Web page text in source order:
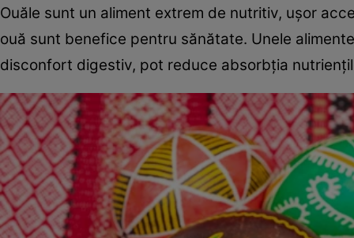
Ouăle sunt un aliment extrem de nutritiv, ușor
ouă sunt benefice pentru sănătate. Unele
disconfort digestiv, pot reduce absorbția